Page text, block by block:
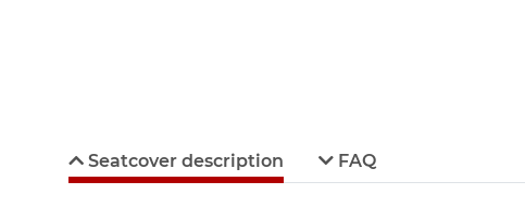
Seatcover description FAQ